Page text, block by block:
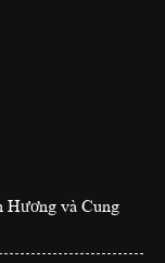
Hương và Cung